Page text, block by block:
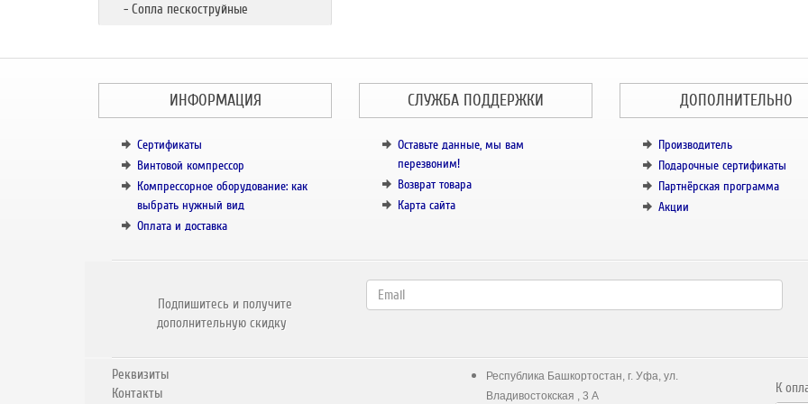
- Сопла пескоструйные
ИНФОРМАЦИЯ
Сертификаты
Винтовой компрессор
Компрессорное оборудование: как
выбрать нужный вид
Оплата и доставка
СЛУЖБА ПОДДЕРЖКИ
Оставьте данные, мы вам
перезвоним!
Возврат товара
Карта сайта
ДОПОЛНИТЕЛЬНО
Производитель
Подарочные сертификаты
Партнёрская программа
Акции
Подпишитесь и получите
дополнительную скидку
Реквизиты
Контакты
Республика Башкортостан, г. Уфа, ул.
Владивостокская , 3 А
К